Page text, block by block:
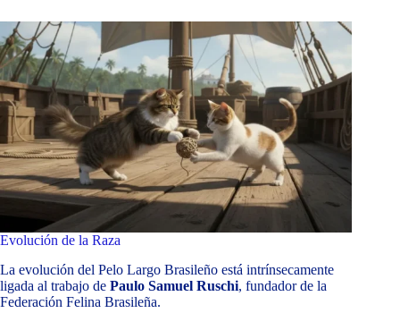
Evolución de la Raza
La evolución del Pelo Largo Brasileño está intrínsecamente
ligada al trabajo de Paulo Samuel Ruschi, fundador de la
Federación Felina Brasileña.